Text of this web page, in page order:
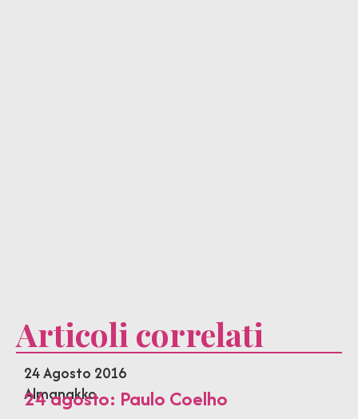
Articoli correlati
24 Agosto 2016
Almanakko
24 agosto: Paulo Coelho